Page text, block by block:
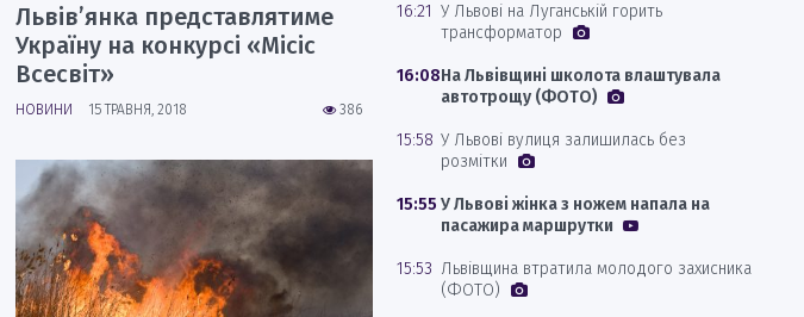
Львів’янка представлятиме
Україну на конкурсі «Місіс
Всесвіт»
386
НОВИНИ 15 ТРАВНЯ, 2018
16:21 У Львові на Луганській горить
трансформатор
16:08На Львівщині школота влаштувала
автотрощу (ФОТО)
15:58 У Львові вулиця залишилась без
розмітки
15:55 У Львові жінка з ножем напала на
пасажира маршрутки
15:53 Львівщина втратила молодого захисника
(ФОТО)